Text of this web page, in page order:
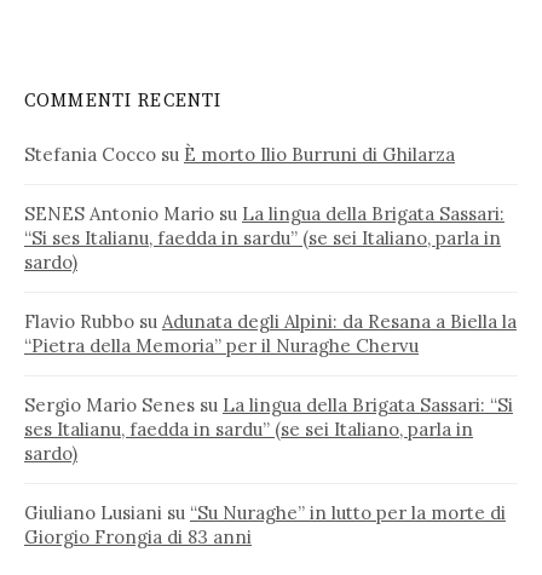
COMMENTI RECENTI
Stefania Cocco su È morto Ilio Burruni di Ghilarza
SENES Antonio Mario su La lingua della Brigata Sassari:
“Si ses Italianu, faedda in sardu” (se sei Italiano, parla in
sardo)
Flavio Rubbo su Adunata degli Alpini: da Resana a Biella la
“Pietra della Memoria” per il Nuraghe Chervu
Sergio Mario Senes su La lingua della Brigata Sassari: “Si
ses Italianu, faedda in sardu” (se sei Italiano, parla in
sardo)
Giuliano Lusiani su “Su Nuraghe” in lutto per la morte di
Giorgio Frongia di 83 anni